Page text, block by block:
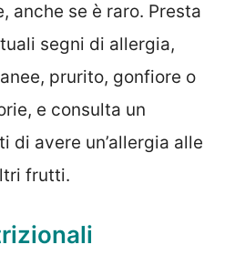
anche se è raro. Presta
segni di allergia,
prurito, gonfiore o
e consulta un
di avere un’allergia alle
frutti.